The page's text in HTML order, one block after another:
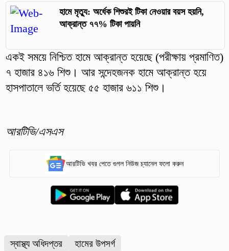
হামে মৃত্যু: অর্ধেক শিশুরই টিকা নেওয়ার বয়স হয়নি,
আক্রান্ত ৭৭% টিকা পায়নি
একই সময়ে নিশ্চিত হামে আক্রান্ত হয়েছে (পরীক্ষায় প্রমাণিত)
৭ হাজার ৪১৬ শিশু। আর সন্দেহজনক হামে আক্রান্ত হয়ে
হাসপাতালে ভর্তি হয়েছে ৫৫ হাজার ৬১১ শিশু।
আরটিভি/এসএস
আরটিভি খবর পেতে গুগল নিউজ চ্যানেল ফলো করুন
স্বাস্থ্য অধিদপ্তর হামের উপসর্গ